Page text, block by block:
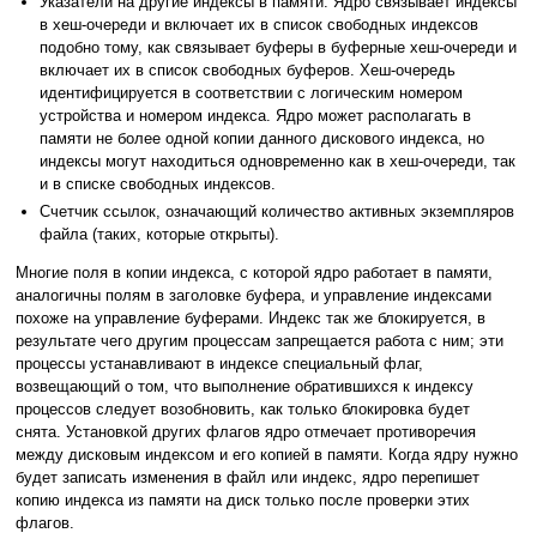
в хеш-очереди и включает их в список свободных индексов
подобно тому, как связывает буферы в буферные хеш-очереди и
включает их в список свободных буферов. Хеш-очередь
идентифицируется в соответствии с логическим номером
устройства и номером индекса. Ядро может располагать в
памяти не более одной копии данного дискового индекса, но
индексы могут находиться одновременно как в хеш-очереди, так
и в списке свободных индексов.
Счетчик ссылок, означающий количество активных экземпляров
файла (таких, которые открыты).
Многие поля в копии индекса, с которой ядро работает в памяти,
аналогичны полям в заголовке буфера, и управление индексами
похоже на управление буферами. Индекс так же блокируется, в
результате чего другим процессам запрещается работа с ним; эти
процессы устанавливают в индексе специальный флаг,
возвещающий о том, что выполнение обратившихся к индексу
процессов следует возобновить, как только блокировка будет
снята. Установкой других флагов ядро отмечает противоречия
между дисковым индексом и его копией в памяти. Когда ядру нужно
будет записать изменения в файл или индекс, ядро перепишет
копию индекса из памяти на диск только после проверки этих
флагов.